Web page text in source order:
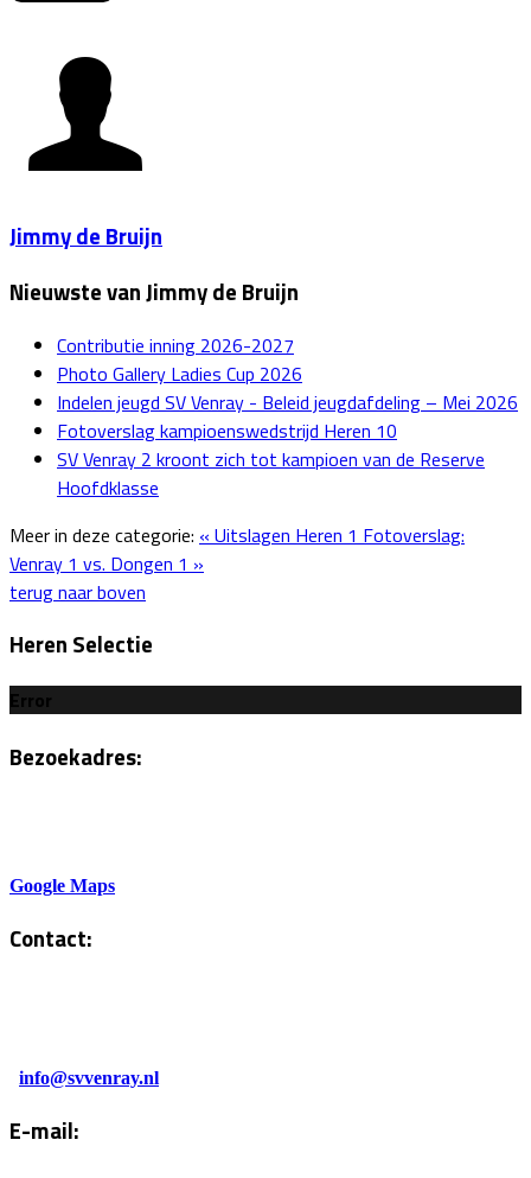
Jimmy de Bruijn
Nieuwste van Jimmy de Bruijn
Contributie inning 2026-2027
Photo Gallery Ladies Cup 2026
Indelen jeugd SV Venray - Beleid jeugdafdeling – Mei 2026
Fotoverslag kampioenswedstrijd Heren 10
SV Venray 2 kroont zich tot kampioen van de Reserve
Hoofdklasse
Meer in deze categorie: « Uitslagen Heren 1 Fotoverslag:
Venray 1 vs. Dongen 1 »
terug naar boven
Heren Selectie
Error
Bezoekadres:
Google Maps
Contact:
info@svvenray.nl
E-mail: